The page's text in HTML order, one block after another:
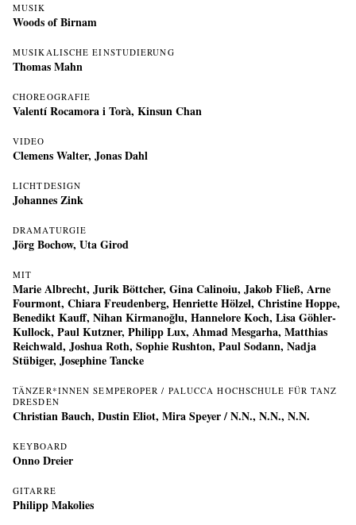
MUSIK
Woods of Birnam
MUSIKALISCHE EINSTUDIERUNG
Thomas Mahn
CHOREOGRAFIE
Valentí Rocamora i Torà, Kinsun Chan
VIDEO
Clemens Walter, Jonas Dahl
LICHTDESIGN
Johannes Zink
DRAMATURGIE
Jörg Bochow, Uta Girod
MIT
Marie Albrecht, Jurik Böttcher, Gina Calinoiu, Jakob Fließ, Arne
Fourmont, Chiara Freudenberg, Henriette Hölzel, Christine Hoppe,
Benedikt Kauff, Nihan Kirmanoğlu, Hannelore Koch, Lisa Göhler-
Kullock, Paul Kutzner, Philipp Lux, Ahmad Mesgarha, Matthias
Reichwald, Joshua Roth, Sophie Rushton, Paul Sodann, Nadja
Stübiger, Josephine Tancke
TÄNZER*INNEN SEMPEROPER / PALUCCA HOCHSCHULE FÜR TANZ
DRESDEN
Christian Bauch, Dustin Eliot, Mira Speyer/ N.N., N.N., N.N.
KEYBOARD
Onno Dreier
GITARRE
Philipp Makolies